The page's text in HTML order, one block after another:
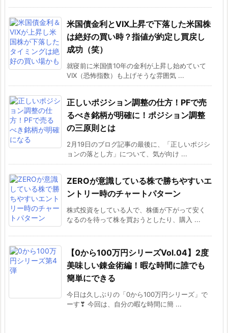
米国債金利とVIX上昇で下落した米国株
は絶好の買い時？指値が約定し買戻し
成功（笑）
就寝前に米国債10年の金利が上昇し始めていて
VIX（恐怖指数）も上げそうな雰囲気 ...
正しいポジション調整の仕方！PFで売
るべき銘柄が明確に！ポジション調整
の三原則とは
2月19日のブログ記事の最後に、「正しいポジシ
ョンの落とし方」について、気が向け ...
ZEROが意識している株で勝ちやすいエ
ントリー時のチャートパターン
株式投資をしている人で、株価が下がって安く
なるのを待って株を買おうとしたり、購入 ...
【0から100万円シリーズVol.04】2度
美味しい錬金術編！暇な時間に誰でも
簡単にできる
今日は久しぶりの「0から100万円シリーズ」で
ーす❣ 今回は、自分の暇な時間に簡 ...